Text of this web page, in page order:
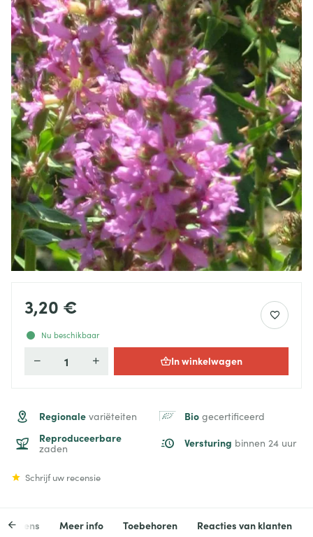
3,20 €
Nu beschikbaar
Aantal In winkelwagen
Regionale variëteiten Bio gecertificeerd
Reproduceerbare
zaden Versturing binnen 24 uur
Schrijf uw recensie
Meer info Toebehoren Reacties van klanten